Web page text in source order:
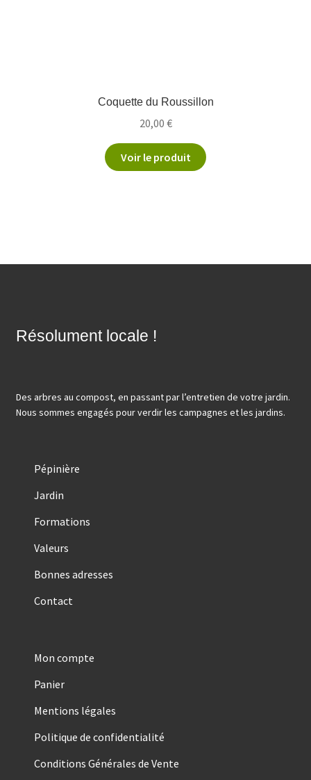
Coquette du Roussillon
20,00 €
Voir le produit
Résolument locale !
Des arbres au compost, en passant par l’entretien de votre jardin.
Nous sommes engagés pour verdir les campagnes et les jardins.
Pépinière
Jardin
Formations
Valeurs
Bonnes adresses
Contact
Mon compte
Panier
Mentions légales
Politique de confidentialité
Conditions Générales de Vente